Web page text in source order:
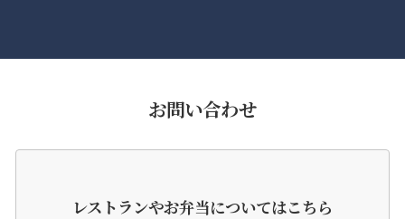
お問い合わせ
レストランやお弁当についてはこちら